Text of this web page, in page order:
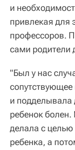
и
привлекая для
профессоров.
сами родители
"Был у нас
сопутствующее
и подделывала
ребенок
делала с целью
ребенка, а